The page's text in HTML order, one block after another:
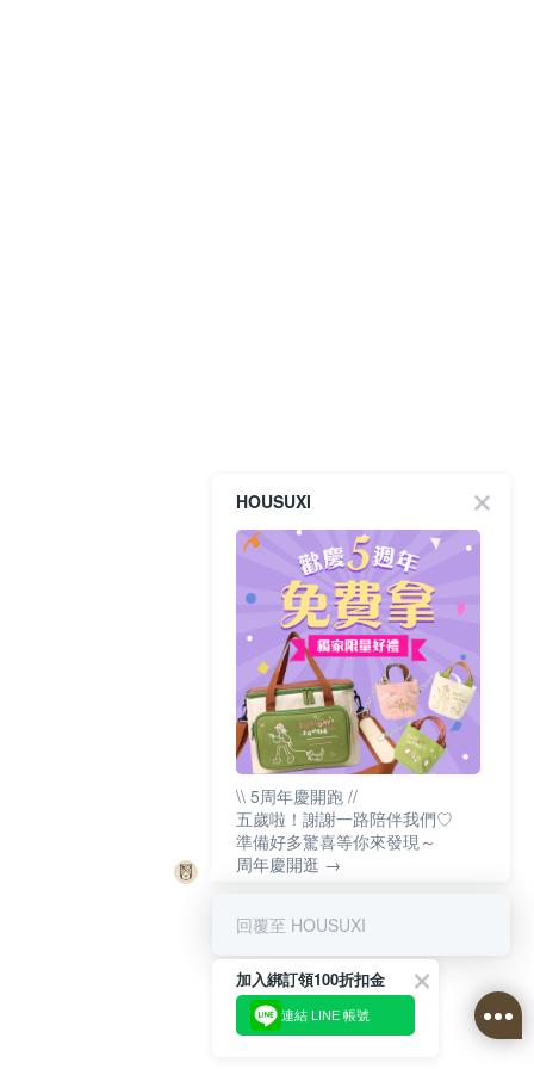
HOUSUXI
\\ 5周年慶開跑 //
五歲啦！謝謝一路陪伴我們♡
準備好多驚喜等你來發現～
周年慶開逛 →
回覆至 HOUSUXI
加入綁訂領100折扣金
連結 LINE 帳號